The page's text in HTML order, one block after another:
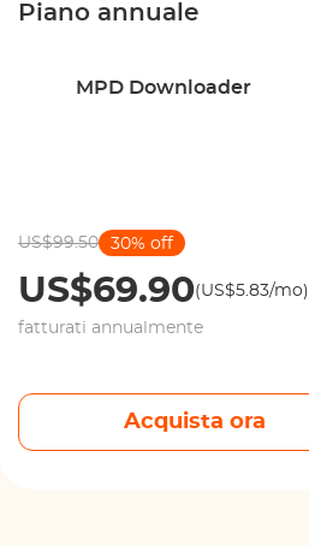
Piano annuale
MPD Downloader
US$99.50 30% off
US$69.90(US$5.83/mo)
fatturati annualmente
Acquista ora